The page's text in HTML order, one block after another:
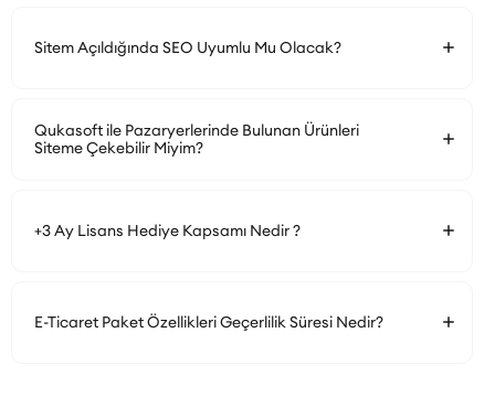
Sitem Açıldığında SEO Uyumlu Mu Olacak?
Qukasoft ile Pazaryerlerinde Bulunan Ürünleri
Siteme Çekebilir Miyim?
+3 Ay Lisans Hediye Kapsamı Nedir ?
E-Ticaret Paket Özellikleri Geçerlilik Süresi Nedir?